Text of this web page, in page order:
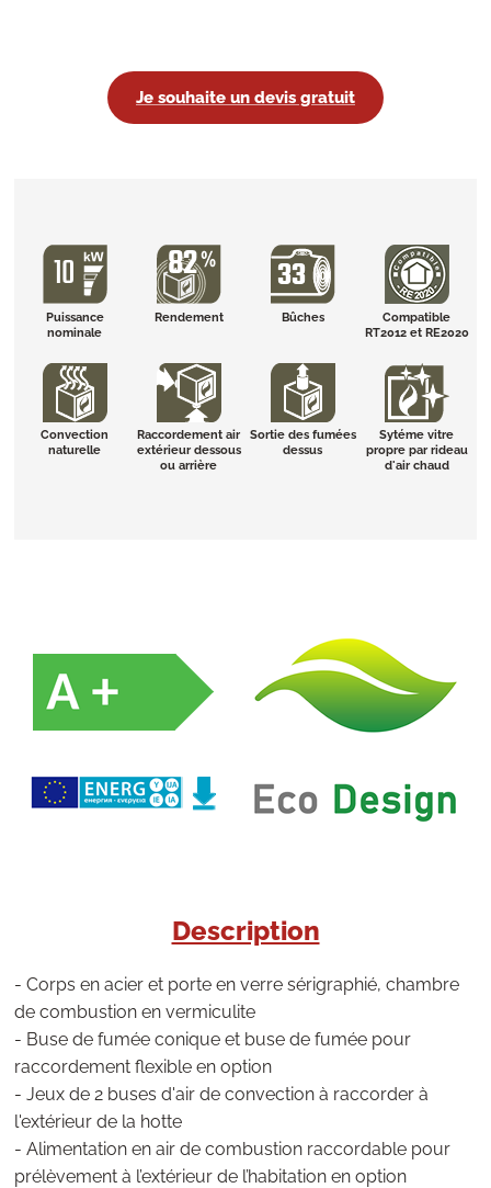
Je souhaite un devis gratuit
Puissance
nominale
Rendement Bûches
Compatible
RT2012 et RE2020
Convection
naturelle
Raccordement air
extérieur dessous
ou arrière
Sortie des fumées
dessus
Sytéme vitre
propre par rideau
d'air chaud
Description
- Corps en acier et porte en verre sérigraphié, chambre
de combustion en vermiculite
- Buse de fumée conique et buse de fumée pour
raccordement flexible en option
- Jeux de 2 buses d'air de convection à raccorder à
l'extérieur de la hotte
- Alimentation en air de combustion raccordable pour
prélèvement à l’extérieur de l’habitation en option